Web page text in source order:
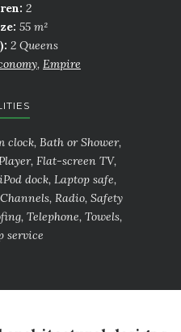
2
55 m²
2 Queens
, Empire
Bath or Shower,
Flat-screen TV,
dock, Laptop safe,
Radio, Safety
Telephone, Towels,
service